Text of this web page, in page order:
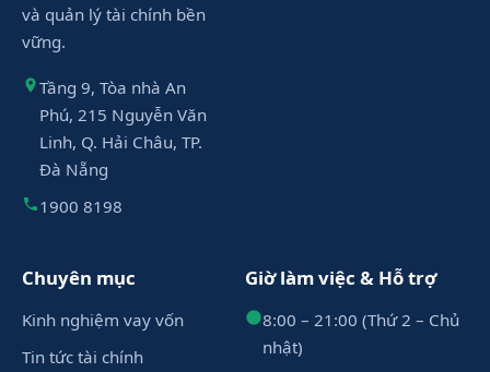
và quản lý tài chính bền
vững.
Tầng 9, Tòa nhà An
Phú, 215 Nguyễn Văn
Linh, Q. Hải Châu, TP.
Đà Nẵng
1900 8198
Chuyên mục
Kinh nghiệm vay vốn
Tin tức tài chính
Giờ làm việc & Hỗ trợ
8:00 – 21:00 (Thứ 2 – Chủ
nhật)